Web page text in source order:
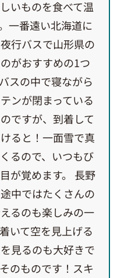
いものを食べて温
一番遠い北海道に
行バスで山形県の
がおすすめの1つ
スの中で寝ながら
ンが閉まっている
ですが、到着して
ると！一面雪で真
るので、いつもび
が覚めます。 長野
中ではたくさんの
るのも楽しみの一
いて空を見上げる
見るのも大好きで
のものです！スキ